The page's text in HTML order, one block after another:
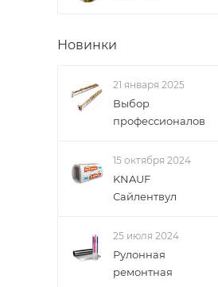
Новинки
21 января 2025
Выбор
профессионалов
15 октября 2024
KNAUF
Сайлентвул
25 июля 2024
Рулонная
ремонтная